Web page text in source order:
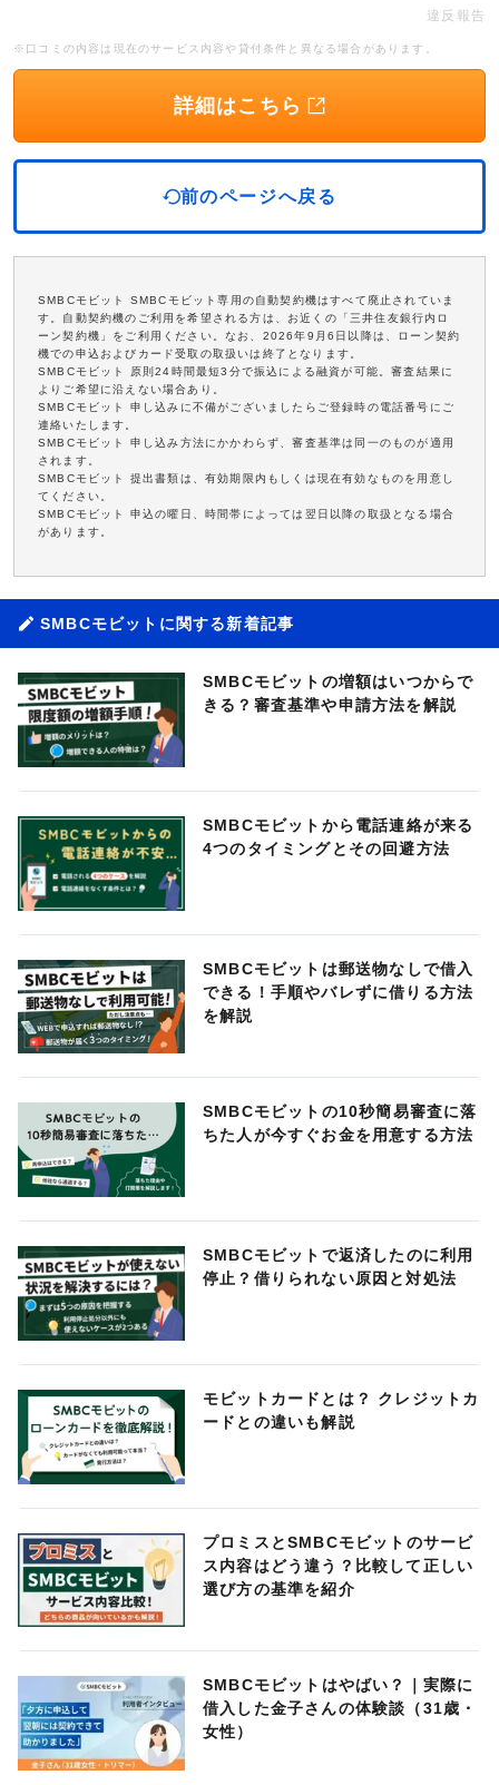
違反報告
※口コミの内容は現在のサービス内容や貸付条件と異なる場合があります。
詳細はこちら
前のページへ戻る
SMBCモビット SMBCモビット専用の自動契約機はすべて廃止されていま
す。自動契約機のご利用を希望される方は、お近くの「三井住友銀行内ロ
ーン契約機」をご利用ください。なお、2026年9月6日以降は、ローン契約
機での申込およびカード受取の取扱いは終了となります。
SMBCモビット 原則24時間最短3分で振込による融資が可能。審査結果に
よりご希望に沿えない場合あり。
SMBCモビット 申し込みに不備がございましたらご登録時の電話番号にご
連絡いたします。
SMBCモビット 申し込み方法にかかわらず、審査基準は同一のものが適用
されます。
SMBCモビット 提出書類は、有効期限内もしくは現在有効なものを用意し
てください。
SMBCモビット 申込の曜日、時間帯によっては翌日以降の取扱となる場合
があります。
SMBCモビットに関する新着記事
SMBCモビットの増額はいつからで
きる？審査基準や申請方法を解説
SMBCモビットから電話連絡が来る
4つのタイミングとその回避方法
SMBCモビットは郵送物なしで借入
できる！手順やバレずに借りる方法
を解説
SMBCモビットの10秒簡易審査に落
ちた人が今すぐお金を用意する方法
SMBCモビットで返済したのに利用
停止？借りられない原因と対処法
モビットカードとは？ クレジットカ
ードとの違いも解説
プロミスとSMBCモビットのサービ
ス内容はどう違う？比較して正しい
選び方の基準を紹介
SMBCモビットはやばい？｜実際に
借入した金子さんの体験談（31歳・
女性）